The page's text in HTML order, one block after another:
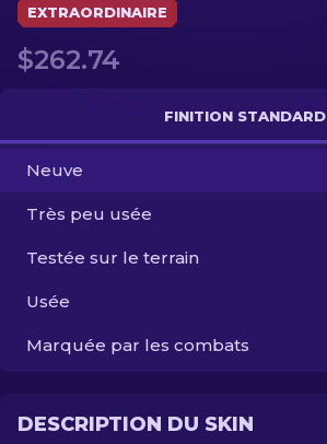
Gants
Autre
EXTRAORDINAIRE
$262.74
FINITION STANDARD
Neuve
Très peu usée
Testée sur le terrain
Usée
Marquée par les combats
DESCRIPTION DU SKIN